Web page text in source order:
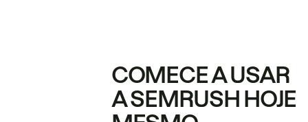
COMECE A USAR
A SEMRUSH HOJE